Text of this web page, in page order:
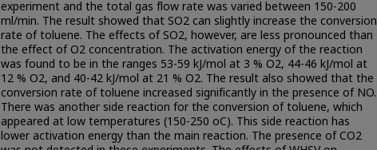
experiment and the total gas flow rate was varied between 150-200
ml/min. The result showed that SO2 can slightly increase the conversion
rate of toluene. The effects of SO2, however, are less pronounced than
the effect of O2 concentration. The activation energy of the reaction
was found to be in the ranges 53-59 kJ/mol at 3 % O2, 44-46 kJ/mol at
12 % O2, and 40-42 kJ/mol at 21 % O2. The result also showed that the
conversion rate of toluene increased significantly in the presence of NO.
There was another side reaction for the conversion of toluene, which
appeared at low temperatures (150-250 oC). This side reaction has
lower activation energy than the main reaction. The presence of CO2